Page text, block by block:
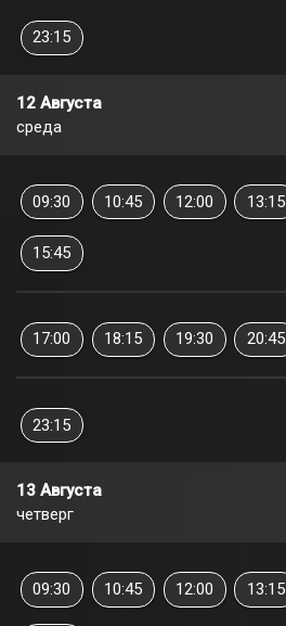
23:15
12 Августа
среда
09:30 10:45 12:00 13:15
15:45
17:00 18:15 19:30 20:45
23:15
13 Августа
четверг
09:30 10:45 12:00 13:15